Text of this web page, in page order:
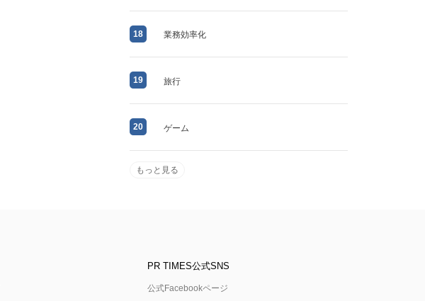
18 業務効率化
19 旅行
20 ゲーム
もっと見る
PR TIMES公式SNS
公式Facebookページ